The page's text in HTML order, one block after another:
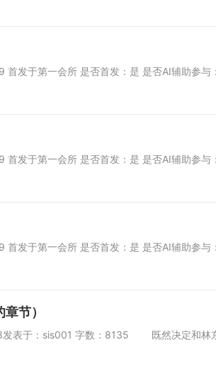
发于第一会所 是否首发：是 是否AI辅助参与
发于第一会所 是否首发：是 是否AI辅助参与
发于第一会所 是否首发：是 是否AI辅助参与
节）
表于：sis001 字数：8135 既然决定和林东